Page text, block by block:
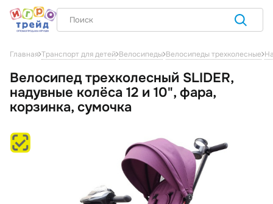
Главная Транспорт для детей Велосипеды Велосипеды трехколесные
Велосипед трехколесный SLIDER,
надувные колёса 12 и 10", фара,
корзинка, сумочка